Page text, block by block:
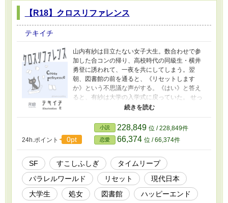
【R18】クロスリファレンス
テキイチ
山内有紗は目立たない女子大生。数合わせで参
加した合コンの帰り、高校時代の同級生・横井
勇登に誘われて、一夜を共にしてしまう。翌
朝、図書館の前を通ると、《リセットします
か》という不思議な声がする。《はい》と答え
ると、有紗は大学の入学式に戻っていた。 せっ
かく１年生からやり直せるんだから、今度こそ
愛のある初体験がいい！ そう思うのに、何度
やり直しても、なぜか横井くんとの縁が切れな
くて……？ 本好きで面食いな女子と、美形だけ
ど何を考えているかよくわからない男子と、時
折ふらりとあらわれる黒猫の、すこしふしぎな
お話。 ※全12話、予約投稿済です。 ※あまりに
も猫の日だったので、初回は2022年２月22日22
時20分に設定しています。 ※２話以降は３時間
ごとに更新します（０時、３時、６時、９時、
12時、15時、18時、21時）。2022年２月24日
24h.ポイント 0pt
小説 228,849 位 / 228,849件
恋愛 66,374 位 / 66,374件
SF すこしふしぎ
タイムリープ
パラレルワールド
リセット
現代日本
大学生
処女 図書館 ハッピーエンド